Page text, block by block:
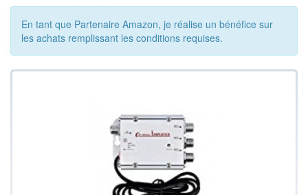
En tant que Partenaire Amazon, je réalise un bénéfice sur
les achats remplissant les conditions requises.